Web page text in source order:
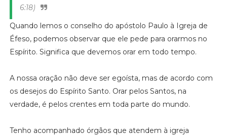
6:18)
Quando lemos o conselho do apóstolo Paulo à Igreja de
Éfeso, podemos observar que ele pede para orarmos no
Espírito. Significa que devemos orar em todo tempo.
A nossa oração não deve ser egoísta, mas de acordo com
os desejos do Espírito Santo. Orar pelos Santos, na
verdade, é pelos crentes em toda parte do mundo.
Tenho acompanhado órgãos que atendem à igreja